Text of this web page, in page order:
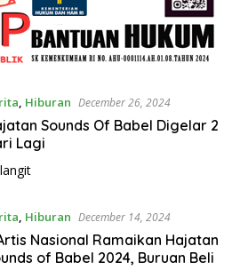
, Hiburan December 26, 2024
Sounds Of Babel Digelar 2
Lagi
, Hiburan December 14, 2024
Nasional Ramaikan Hajatan
of Babel 2024, Buruan Beli